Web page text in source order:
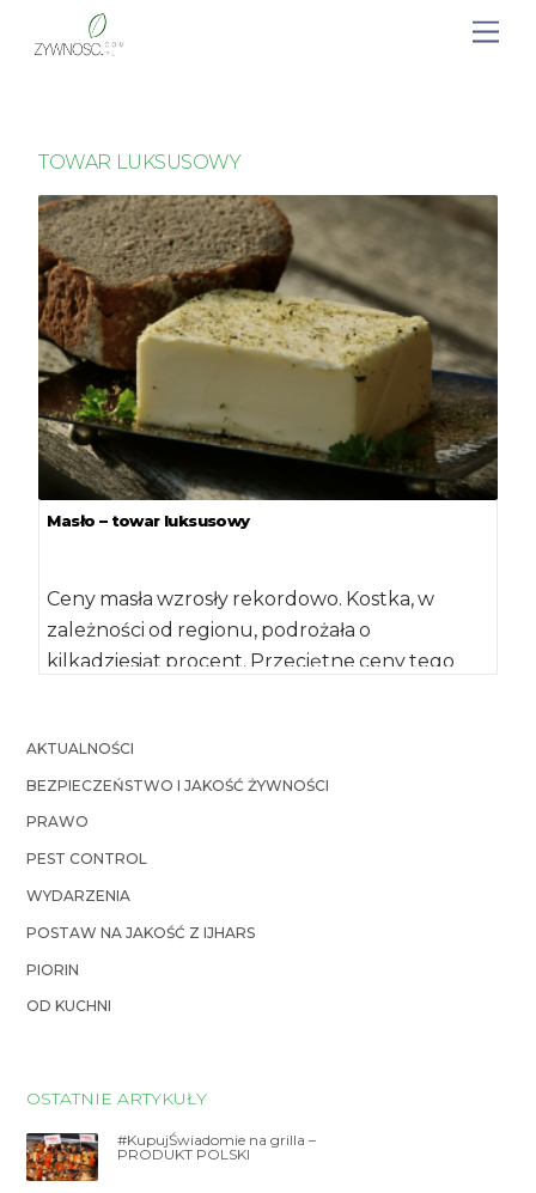
TOWAR LUKSUSOWY
Masło – towar luksusowy
Ceny masła wzrosły rekordowo. Kostka, w
zależności od regionu, podrożała o
kilkadziesiąt procent. Przeciętne ceny tego
AKTUALNOŚCI
BEZPIECZEŃSTWO I JAKOŚĆ ŻYWNOŚCI
PRAWO
PEST CONTROL
WYDARZENIA
POSTAW NA JAKOŚĆ Z IJHARS
PIORIN
OD KUCHNI
OSTATNIE ARTYKUŁY
#KupujŚwiadomie na grilla –
PRODUKT POLSKI